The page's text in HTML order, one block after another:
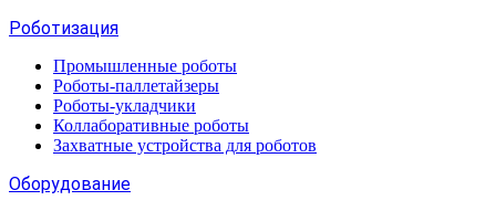
Роботизация
Промышленные роботы
Роботы-паллетайзеры
Роботы-укладчики
Коллаборативные роботы
Захватные устройства для роботов
Оборудование